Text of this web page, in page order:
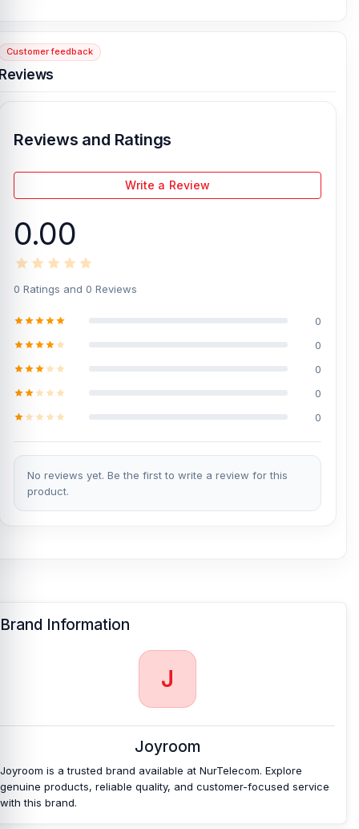
Customer feedback
Reviews and Ratings
Write a Review
0.00
0 Ratings and 0 Reviews
0
0
0
0
0
No reviews yet. Be the first to write a review for this
product.
Brand Information
J
Joyroom
Joyroom is a trusted brand available at NurTelecom. Explore
genuine products, reliable quality, and customer-focused service
with this brand.